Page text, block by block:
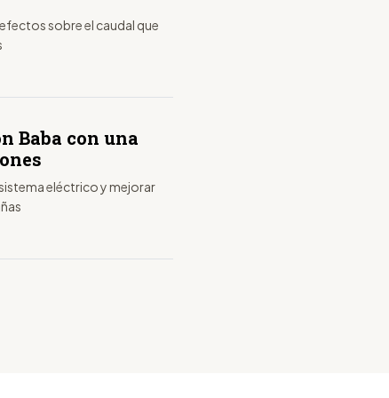
sobre el caudal que
Baba con una
eléctrico y mejorar